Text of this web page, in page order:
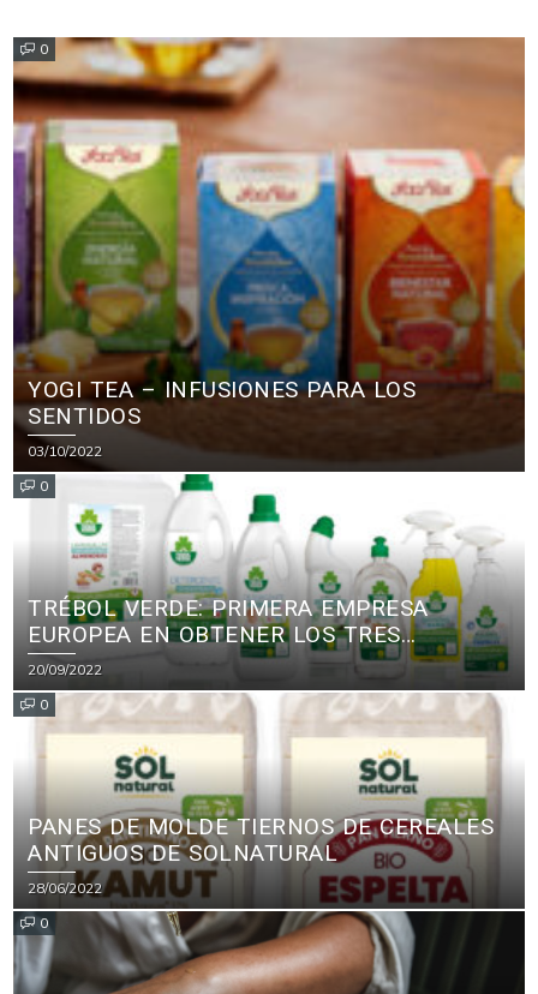
0
YOGI TEA – INFUSIONES PARA LOS
SENTIDOS
03/10/2022
0
TRÉBOL VERDE: PRIMERA EMPRESA
EUROPEA EN OBTENER LOS TRES
PRINCIPALES CERTIFICADOS ECOLÓGICOS
PARA PRODUCTOS DE LIMPIEZA
20/09/2022
0
PANES DE MOLDE TIERNOS DE CEREALES
ANTIGUOS DE SOLNATURAL
28/06/2022
0